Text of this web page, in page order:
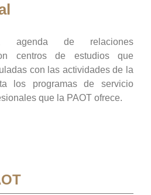
agenda de relaciones
centros de estudios que
con las actividades de la
los programas de servicio
que la PAOT ofrece.